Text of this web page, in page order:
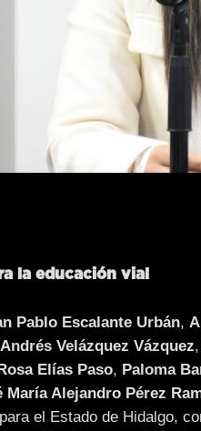
la educación vial
Pablo Escalante Urbán,
Andrés Velázquez Vázquez,
Elías Paso, Paloma
María Alejandro Pérez
el Estado de Hidalgo,